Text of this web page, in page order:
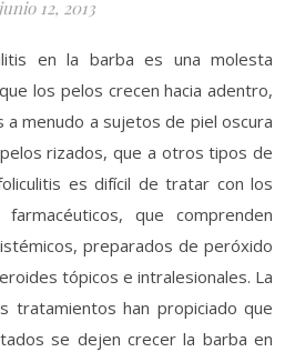
junio 12, 2013
en la barba es una molesta
los pelos crecen hacia adentro,
a menudo a sujetos de piel oscura
rizados, que a otros tipos de
es difícil de tratar con los
que comprenden
preparados de peróxido
tópicos e intralesionales. La
tratamientos han propiciado que
se dejen crecer la barba en